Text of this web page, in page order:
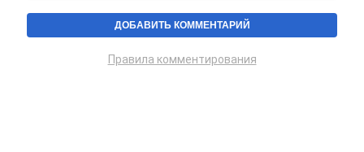
Правила комментирования